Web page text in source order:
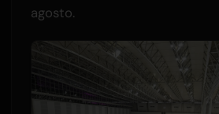
agosto.